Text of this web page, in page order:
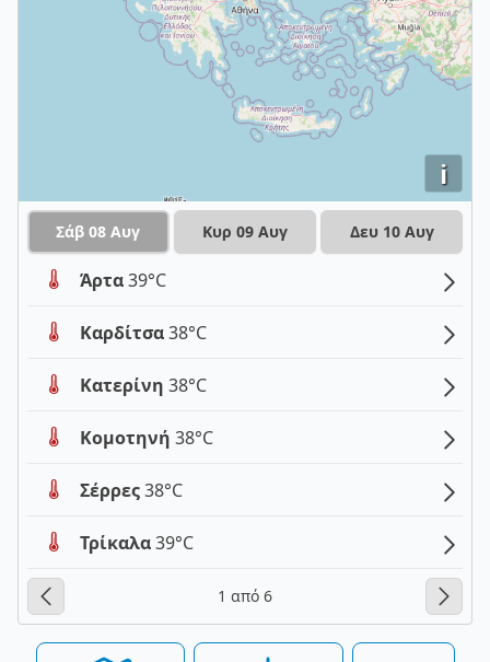
i
Σάβ 08 Αυγ Κυρ 09 Αυγ Δευ 10 Αυγ
Άρτα39°C
Καρδίτσα38°C
Κατερίνη 38°C
Κομοτηνή 38°C
Σέρρες38°C
Τρίκαλα39°C
1 από 6